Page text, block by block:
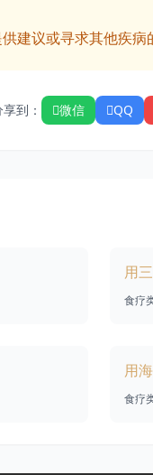
建议或寻求其他疾病
到： 微信 QQ
用
食疗
用
食疗